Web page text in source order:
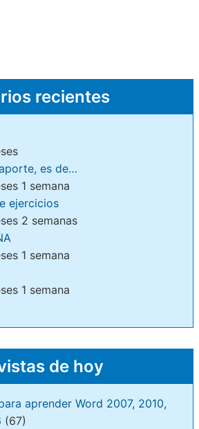
recientes
es de…
1 semana
ejercicios
2 semanas
1 semana
1 semana
de hoy
aprender Word 2007, 2010,
(67)